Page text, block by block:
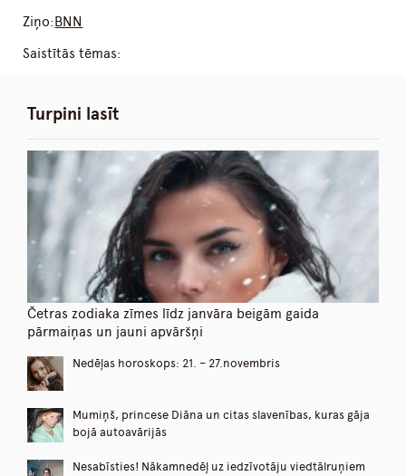
Ziņo: BNN
Saistītās tēmas:
Turpini lasīt
Četras zodiaka zīmes līdz janvāra beigām gaida
pārmaiņas un jauni apvāršņi
Nedēļas horoskops: 21. – 27.novembris
Mumiņš, princese Diāna un citas slavenības, kuras gāja
bojā autoavārijās
Nesabīsties! Nākamnedēļ uz iedzīvotāju viedtālruņiem